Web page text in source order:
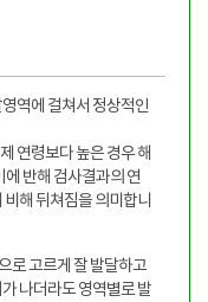
역에 걸쳐서 정상적인
연령보다 높은 경우 해
에 반해 검사결과의 연
해 뒤쳐짐을 의미합니
로 고르게 잘 발달하고
나더라도 영역별로 발